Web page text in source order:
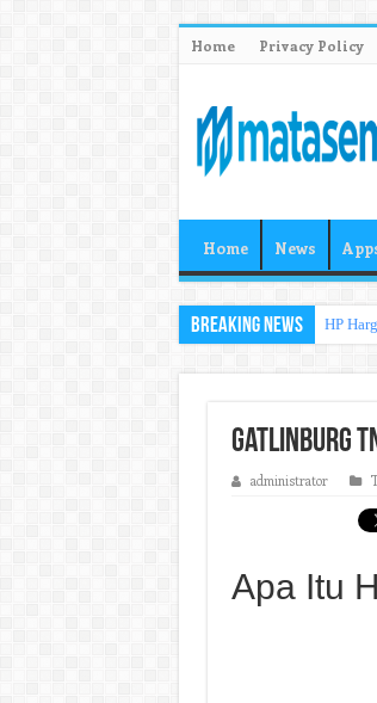
Home Privacy Policy
Home News
Breaking News HP
Gatlinburg
administrator
Apa Itu